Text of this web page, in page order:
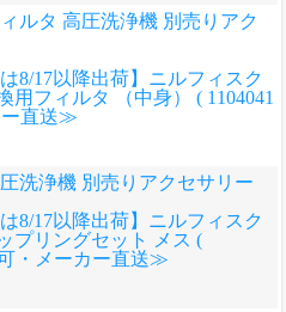
ルタ 高圧洗浄機 別売りアク
8/17以降出荷】ニルフィスク
用フィルタ （中身） ( 1104041
直送≫
洗浄機 別売りアクセサリー
8/17以降出荷】ニルフィスク
プリングセット メス (
・メーカー直送≫